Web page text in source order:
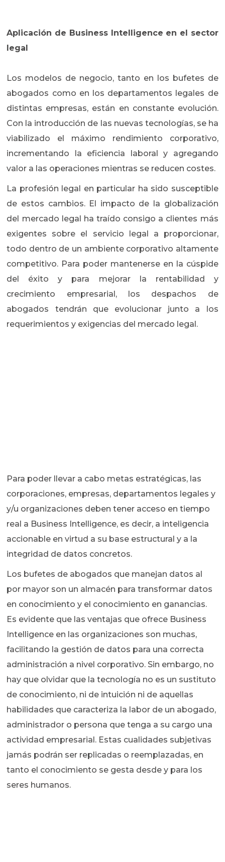
Aplicación de Business Intelligence en el sector
legal
Los modelos de negocio, tanto en los bufetes de
abogados como en los departamentos legales de
distintas empresas, están en constante evolución.
Con la introducción de las nuevas tecnologías, se ha
viabilizado el máximo rendimiento corporativo,
incrementando la eficiencia laboral y agregando
valor a las operaciones mientras se reducen costes.
La profesión legal en particular ha sido susceptible
de estos cambios. El impacto de la globalización
del mercado legal ha traído consigo a clientes más
exigentes sobre el servicio legal a proporcionar,
todo dentro de un ambiente corporativo altamente
competitivo. Para poder mantenerse en la cúspide
del éxito y para mejorar la rentabilidad y
crecimiento empresarial, los despachos de
abogados tendrán que evolucionar junto a los
requerimientos y exigencias del mercado legal.
Para poder llevar a cabo metas estratégicas, las
corporaciones, empresas, departamentos legales y
y/u organizaciones deben tener acceso en tiempo
real a Business Intelligence, es decir, a inteligencia
accionable en virtud a su base estructural y a la
integridad de datos concretos.
Los bufetes de abogados que manejan datos al
por mayor son un almacén para transformar datos
en conocimiento y el conocimiento en ganancias.
Es evidente que las ventajas que ofrece Business
Intelligence en las organizaciones son muchas,
facilitando la gestión de datos para una correcta
administración a nivel corporativo. Sin embargo, no
hay que olvidar que la tecnología no es un sustituto
de conocimiento, ni de intuición ni de aquellas
habilidades que caracteriza la labor de un abogado,
administrador o persona que tenga a su cargo una
actividad empresarial. Estas cualidades subjetivas
jamás podrán ser replicadas o reemplazadas, en
tanto el conocimiento se gesta desde y para los
seres humanos.